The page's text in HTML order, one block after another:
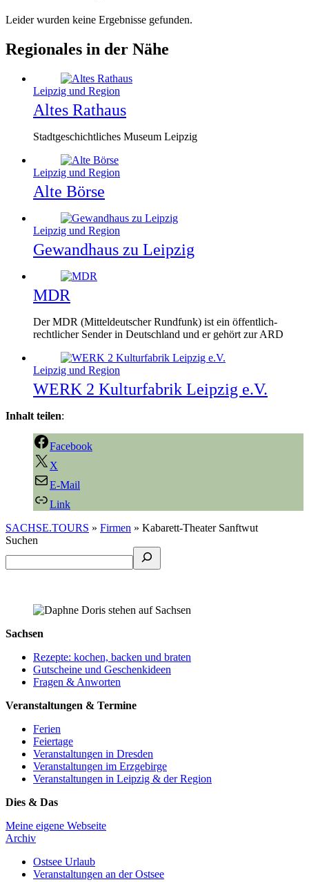
Leider wurden keine Ergebnisse gefunden.
Regionales in der Nähe
Leipzig und Region
Altes Rathaus
Stadtgeschichtliches Museum Leipzig
Leipzig und Region
Alte Börse
Leipzig und Region
Gewandhaus zu Leipzig
MDR
Der MDR (Mitteldeutscher Rundfunk) ist ein öffentlich-
rechtlicher Sender in Deutschland und er gehört zur ARD
Leipzig und Region
WERK 2 Kulturfabrik Leipzig e.V.
Inhalt teilen:
Facebook
X
E-Mail
Link
SACHSE.TOURS » Firmen » Kabarett-Theater Sanftwut
Suchen
Sachsen
Rezepte: kochen, backen und braten
Gutscheine und Geschenkideen
Fragen & Anworten
Veranstaltungen & Termine
Ferien
Feiertage
Veranstaltungen in Dresden
Veranstaltungen im Erzgebirge
Veranstaltungen in Leipzig & der Region
Dies & Das
Meine eigene Webseite
Archiv
Ostsee Urlaub
Veranstaltungen an der Ostsee